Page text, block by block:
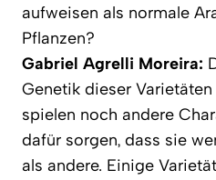
aufweisen als normale
Pflanzen?
Gabriel Agrelli Moreira:
Genetik dieser
spielen noch andere
dafür sorgen, dass sie
als andere. Einige